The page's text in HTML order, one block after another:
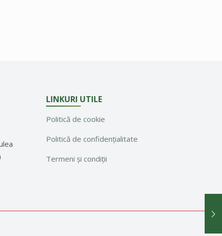
LINKURI UTILE
Politică de cookie
Politică de confidențialitate
Termeni și condiții